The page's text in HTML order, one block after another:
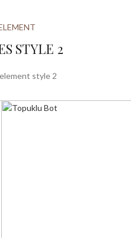
STYLE 2
style 2